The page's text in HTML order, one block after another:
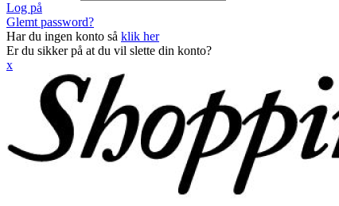
Log på
Glemt password?
Har du ingen konto så klik her
Er du sikker på at du vil slette din konto?
x